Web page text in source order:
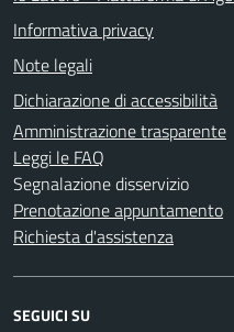
Informativa privacy
Note legali
Dichiarazione di accessibilità
Amministrazione trasparente
Leggi le FAQ
Segnalazione disservizio
Prenotazione appuntamento
Richiesta d'assistenza
SEGUICI SU